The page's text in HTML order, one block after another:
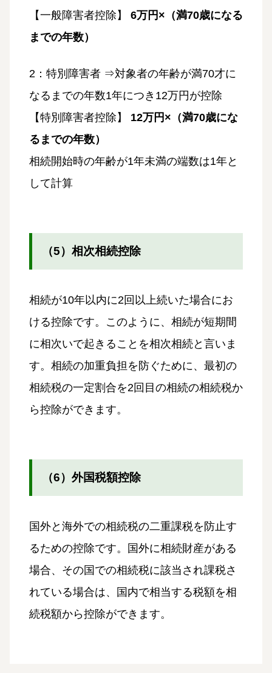
【一般障害者控除】 6万円×（満70歳になる
までの年数）
2：特別障害者 ⇒対象者の年齢が満70才に
なるまでの年数1年につき12万円が控除
【特別障害者控除】 12万円×（満70歳にな
るまでの年数）
相続開始時の年齢が1年未満の端数は1年と
して計算
（5）相次相続控除
相続が10年以内に2回以上続いた場合にお
ける控除です。このように、相続が短期間
に相次いで起きることを相次相続と言いま
す。相続の加重負担を防ぐために、最初の
相続税の一定割合を2回目の相続の相続税か
ら控除ができます。
（6）外国税額控除
国外と海外での相続税の二重課税を防止す
るための控除です。国外に相続財産がある
場合、その国での相続税に該当され課税さ
れている場合は、国内で相当する税額を相
続税額から控除ができます。